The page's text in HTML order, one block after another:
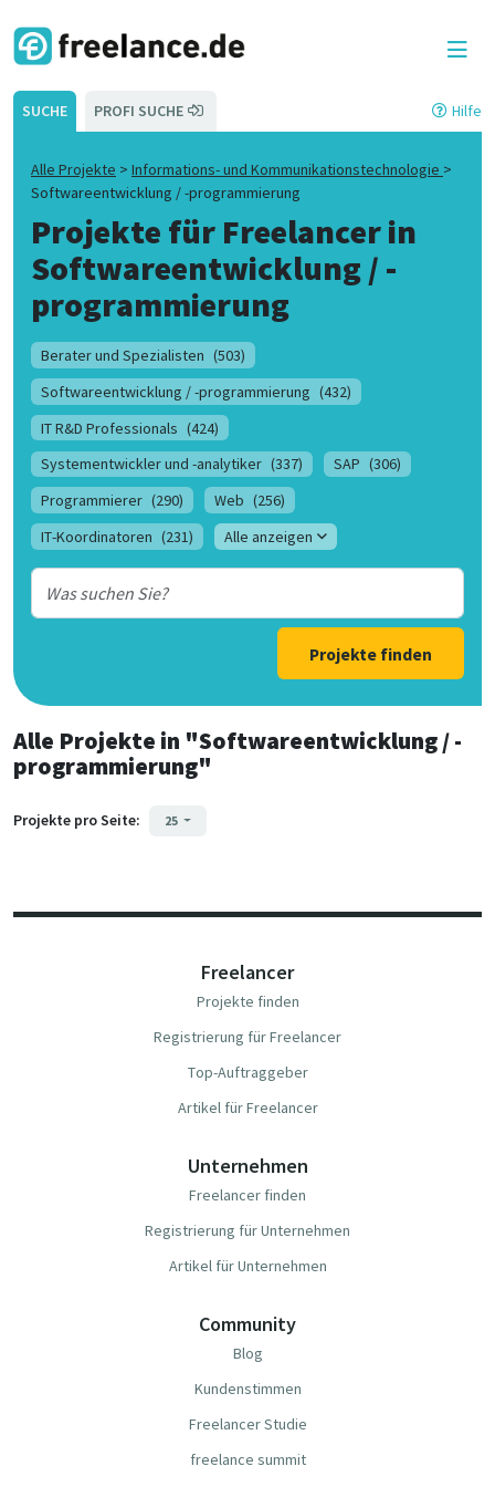
SUCHE PROFI SUCHE Hilfe
Alle Projekte > Informations- und Kommunikationstechnologie >
Softwareentwicklung / -programmierung
Projekte für Freelancer in
Softwareentwicklung / -
programmierung
Berater und Spezialisten (503)
Softwareentwicklung / -programmierung (432)
IT R&D Professionals (424)
Systementwickler und -analytiker (337) SAP (306)
Programmierer (290) Web (256)
IT-Koordinatoren (231) Alle anzeigen
Projekte finden
Alle Projekte in "Softwareentwicklung / -
programmierung"
Projekte pro Seite: 25
Freelancer
Projekte finden
Registrierung für Freelancer
Top-Auftraggeber
Artikel für Freelancer
Unternehmen
Freelancer finden
Registrierung für Unternehmen
Artikel für Unternehmen
Community
Blog
Kundenstimmen
Freelancer Studie
freelance summit